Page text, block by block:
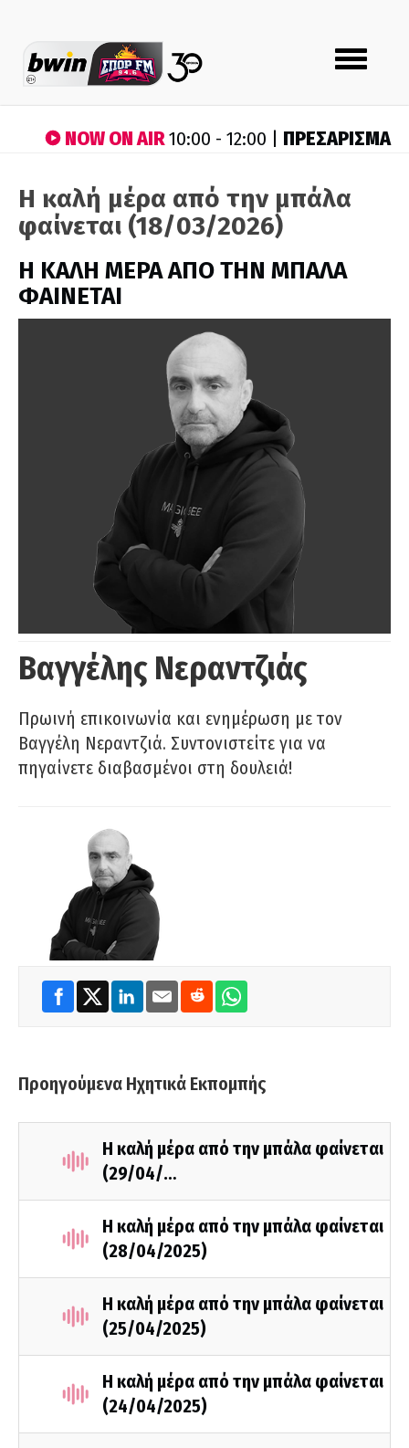
Toggle
navigation
NOW ON AIR10:00 - 12:00 | ΠΡΕΣΑΡΙΣΜΑ
Η καλή μέρα από την μπάλα
φαίνεται (18/03/2026)
H ΚΑΛΗ ΜΕΡΑ ΑΠΟ ΤΗΝ ΜΠΑΛΑ
ΦΑΙΝΕΤΑΙ
Βαγγέλης Νεραντζιάς
Πρωινή επικοινωνία και ενημέρωση με τον
Βαγγέλη Νεραντζιά. Συντονιστείτε για να
πηγαίνετε διαβασμένοι στη δουλειά!
Προηγούμενα Ηχητικά Εκπομπής
Η καλή μέρα από την μπάλα φαίνεται
(29/04/…
Η καλή μέρα από την μπάλα φαίνεται
(28/04/2025)
Η καλή μέρα από την μπάλα φαίνεται
(25/04/2025)
Η καλή μέρα από την μπάλα φαίνεται
(24/04/2025)